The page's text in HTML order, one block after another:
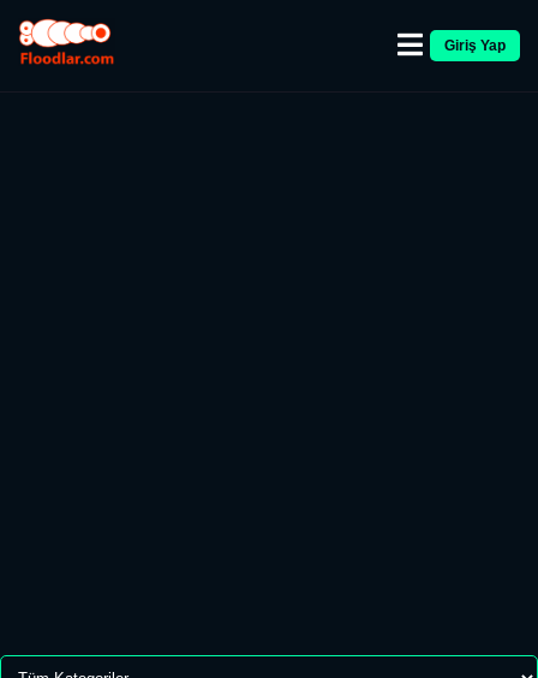
Giriş Yap